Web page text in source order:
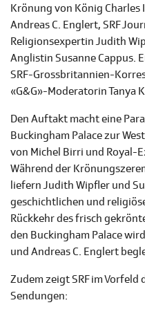
Krönung von König Charles
Andreas C. Englert, SRF
Religionsexpertin Judith
Anglistin Susanne Cappus.
SRF-Grossbritannien-
«G&G»-Moderatorin Tanya
Den Auftakt macht eine
Buckingham Palace zur
von Michel Birri und Royal-
Während der
liefern Judith Wipfler und
geschichtlichen und
Rückkehr des frisch
den Buckingham Palace
und Andreas C. Englert
Zudem zeigt SRF im
Sendungen: